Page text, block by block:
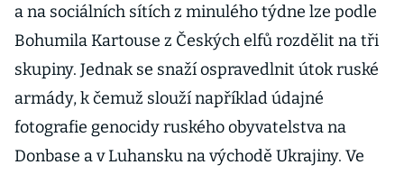
a na sociálních sítích z minulého týdne lze podle
Bohumila Kartouse z Českých elfů rozdělit na tři
skupiny. Jednak se snaží ospravedlnit útok ruské
armády, k čemuž slouží například údajné
fotografie genocidy ruského obyvatelstva na
Donbase a v Luhansku na východě Ukrajiny. Ve